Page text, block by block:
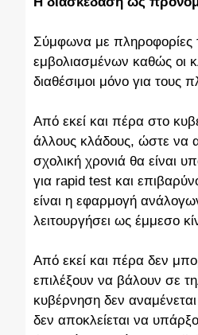
Σύμφωνα με πληροφορίες
εμβολιασμένων καθώς οι
διαθέσιμοι μόνο για τους
Από εκεί και πέρα στο
άλλους κλάδους, ώστε να
σχολική χρονιά θα είναι
για rapid test και
είναι η εφαρμογή
λειτουργήσει ως έμμεσο
Από εκεί και πέρα δεν
επιλέξουν να βάλουν σε
κυβέρνηση δεν
δεν αποκλείεται να